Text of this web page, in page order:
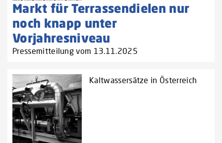
Markt für Terrassendielen nur
noch knapp unter
Vorjahresniveau
Pressemitteilung vom 13.11.2025
Kaltwassersätze in Österreich